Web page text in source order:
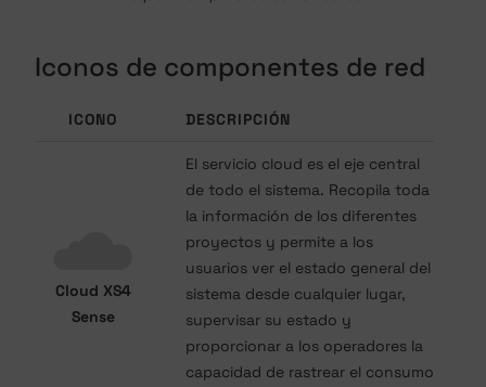
Iconos de componentes de red
ICONO DESCRIPCIÓN
Cloud XS4
Sense
El servicio cloud es el eje central
de todo el sistema. Recopila toda
la información de los diferentes
proyectos y permite a los
usuarios ver el estado general del
sistema desde cualquier lugar,
supervisar su estado y
proporcionar a los operadores la
capacidad de rastrear el consumo